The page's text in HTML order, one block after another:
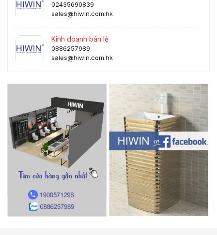
02435690839
sales@hiwin.com.hk
Kinh doanh bán lẻ
0886257989
sales@hiwin.com.hk